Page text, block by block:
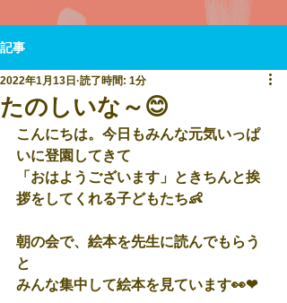
記事
たのしいな～😊
2022年1月13日 読了時間: 1分
こんにちは。今日もみんな元気いっぱ
いに登園してきて
「おはようございます」ときちんと挨
拶をしてくれる子どもたち👶
朝の会で、絵本を先生に読んでもらう
と
みんな集中して絵本を見ています👀❤